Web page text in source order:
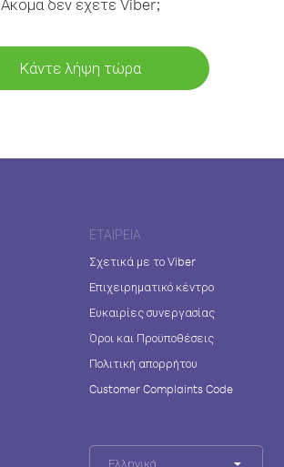
Ακόμα δεν έχετε Viber;
Κάντε λήψη τώρα
ΕΤΑΙΡΕΊΑ
Σχετικά με το Viber
Επιχειρηματικό κέντρο
Ευκαιρίες συνεργασίας
Όροι και Προϋποθέσεις
Πολιτική απορρήτου
Customer Complaints Code
Ελληνικά